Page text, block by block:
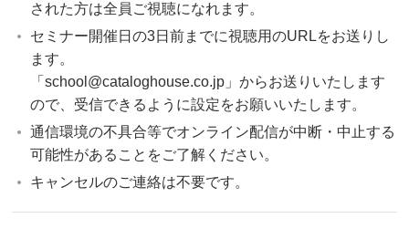
された方は全員ご視聴になれます。
セミナー開催日の3日前までに視聴用のURLをお送りし
ます。
「school@cataloghouse.co.jp」からお送りいたします
ので、受信できるように設定をお願いいたします。
通信環境の不具合等でオンライン配信が中断・中止する
可能性があることをご了解ください。
キャンセルのご連絡は不要です。